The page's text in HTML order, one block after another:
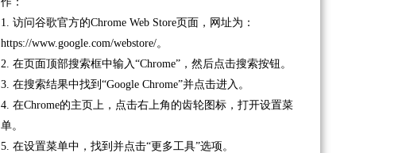
1. 访问谷歌官方的Chrome Web Store页面，网址为：
https://www.google.com/webstore/。
2. 在页面顶部搜索框中输入“Chrome”，然后点击搜索按钮。
3. 在搜索结果中找到“Google Chrome”并点击进入。
4. 在Chrome的主页上，点击右上角的齿轮图标，打开设置菜
单。
5. 在设置菜单中，找到并点击“更多工具”选项。